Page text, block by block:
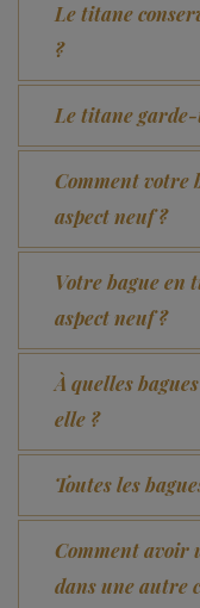
Le titane
?
Le titane
Comment votre
aspect neuf ?
Votre bague
aspect neuf ?
À quelles
elle ?
Toutes les
Comment avoir
dans une autre